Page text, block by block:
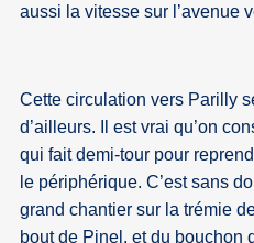
aussi la vitesse sur l’avenue
Cette circulation vers Parilly
d’ailleurs. Il est vrai qu’on
qui fait demi-tour pour
le périphérique. C’est sans
grand chantier sur la trémie
bout de Pinel, et du bouchon